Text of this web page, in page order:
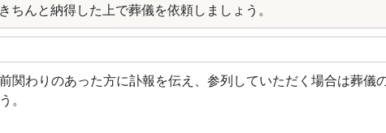
ちんと納得した上で葬儀を依頼しましょう。
関わりのあった方に訃報を伝え、参列していただく場合は葬儀
。